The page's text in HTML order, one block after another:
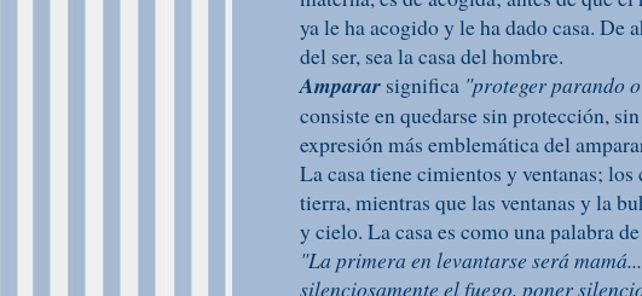
ya le ha acogido y le ha dado casa. De
del ser, sea la casa del hombre.
Amparar significa "proteger parando
consiste en quedarse sin protección,
expresión más emblemática del
La casa tiene cimientos y ventanas;
tierra, mientras que las ventanas y la
y cielo. La casa es como una palabra
"La primera en levantarse será
silenciosamente el fuego, poner